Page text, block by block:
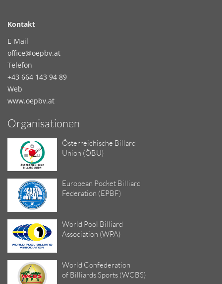
Kontakt
E-Mail
office@oepbv.at
Telefon
+43 664 143 94 89
Web
www.oepbv.at
Organisationen
Österreichische Billard
Union (ÖBU)
European Pocket Billiard
Federation (EPBF)
World Pool Billiard
Association (WPA)
World Confederation
of Billiards Sports (WCBS)